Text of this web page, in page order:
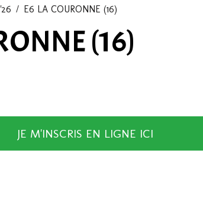
E6 LA COURONNE (16)
(16)
JE M'INSCRIS EN LIGNE ICI